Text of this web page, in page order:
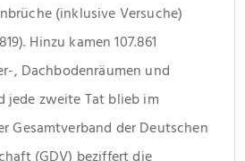
(inklusive Versuche)
Hinzu kamen 107.861
, Dachbodenräumen und
jede zweite Tat blieb im
Gesamtverband der Deutschen